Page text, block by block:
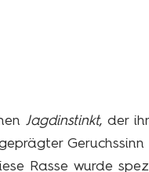
Jagdinstinkt, der
Rasse wurde